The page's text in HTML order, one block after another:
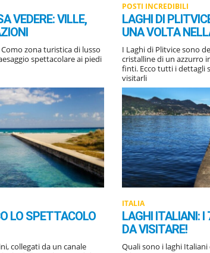
VEDERE: VILLE,
zona turistica di lusso
spettacolare ai piedi
POSTI INCREDIBILI
LAGHI DI
UNA VOLTA
I Laghi di Plitvice sono
cristalline di un azzurro
finti. Ecco tutti i dettagli
visitarli
LO SPETTACOLO
collegati da un canale
ITALIA
LAGHI ITALIANI: I
DA VISITARE!
Quali sono i laghi